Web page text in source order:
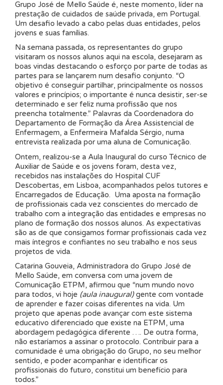
Grupo José de Mello Saúde é, neste momento, líder na
prestação de cuidados de saúde privada, em Portugal.
Um desafio levado a cabo pelas duas entidades, pelos
jovens e suas famílias.
Na semana passada, os representantes do grupo
visitaram os nossos alunos aqui na escola, desejaram as
boas vindas destacando o esforço por parte de todas as
partes para se lançarem num desafio conjunto. “O
objetivo é conseguir partilhar, principalmente os nossos
valores e princípios; o importante é nunca desistir, ser-se
determinado e ser feliz numa profissão que nos
preencha totalmente.” Palavras da Coordenadora do
Departamento de Formação da Área Assistencial de
Enfermagem, a Enfermeira Mafalda Sérgio, numa
entrevista realizada por uma aluna de Comunicação.
Ontem, realizou-se a Aula Inaugural do curso Técnico de
Auxiliar de Saúde e os jovens foram, desta vez,
recebidos nas instalações do Hospital CUF
Descobertas, em Lisboa, acompanhados pelos tutores e
Encarregados de Educação. Uma aposta na formação
de profissionais cada vez conscientes do mercado de
trabalho com a integração das entidades e empresas no
plano de formação dos nossos alunos. As expectativas
são as de que consigamos formar profissionais cada vez
mais íntegros e confiantes no seu trabalho e nos seus
projetos de vida.
Catarina Gouveia, Administradora do Grupo José de
Mello Saúde, em conversa com uma jovem de
Comunicação ETPM, afirmou que “num mundo novo
para todos, vi hoje (aula inaugural)gente com vontade
de aprender e fazer coisas diferentes na vida. Um
projeto que apenas pode avançar com este sistema
educativo diferenciado que existe na ETPM, uma
abordagem pedagógica diferente …. De outra forma,
não estaríamos a assinar o protocolo. Contribuir para a
comunidade é uma obrigação do Grupo, no seu melhor
sentido, e poder acompanhar e identificar os
profissionais do futuro, constitui um benefício para
todos.”